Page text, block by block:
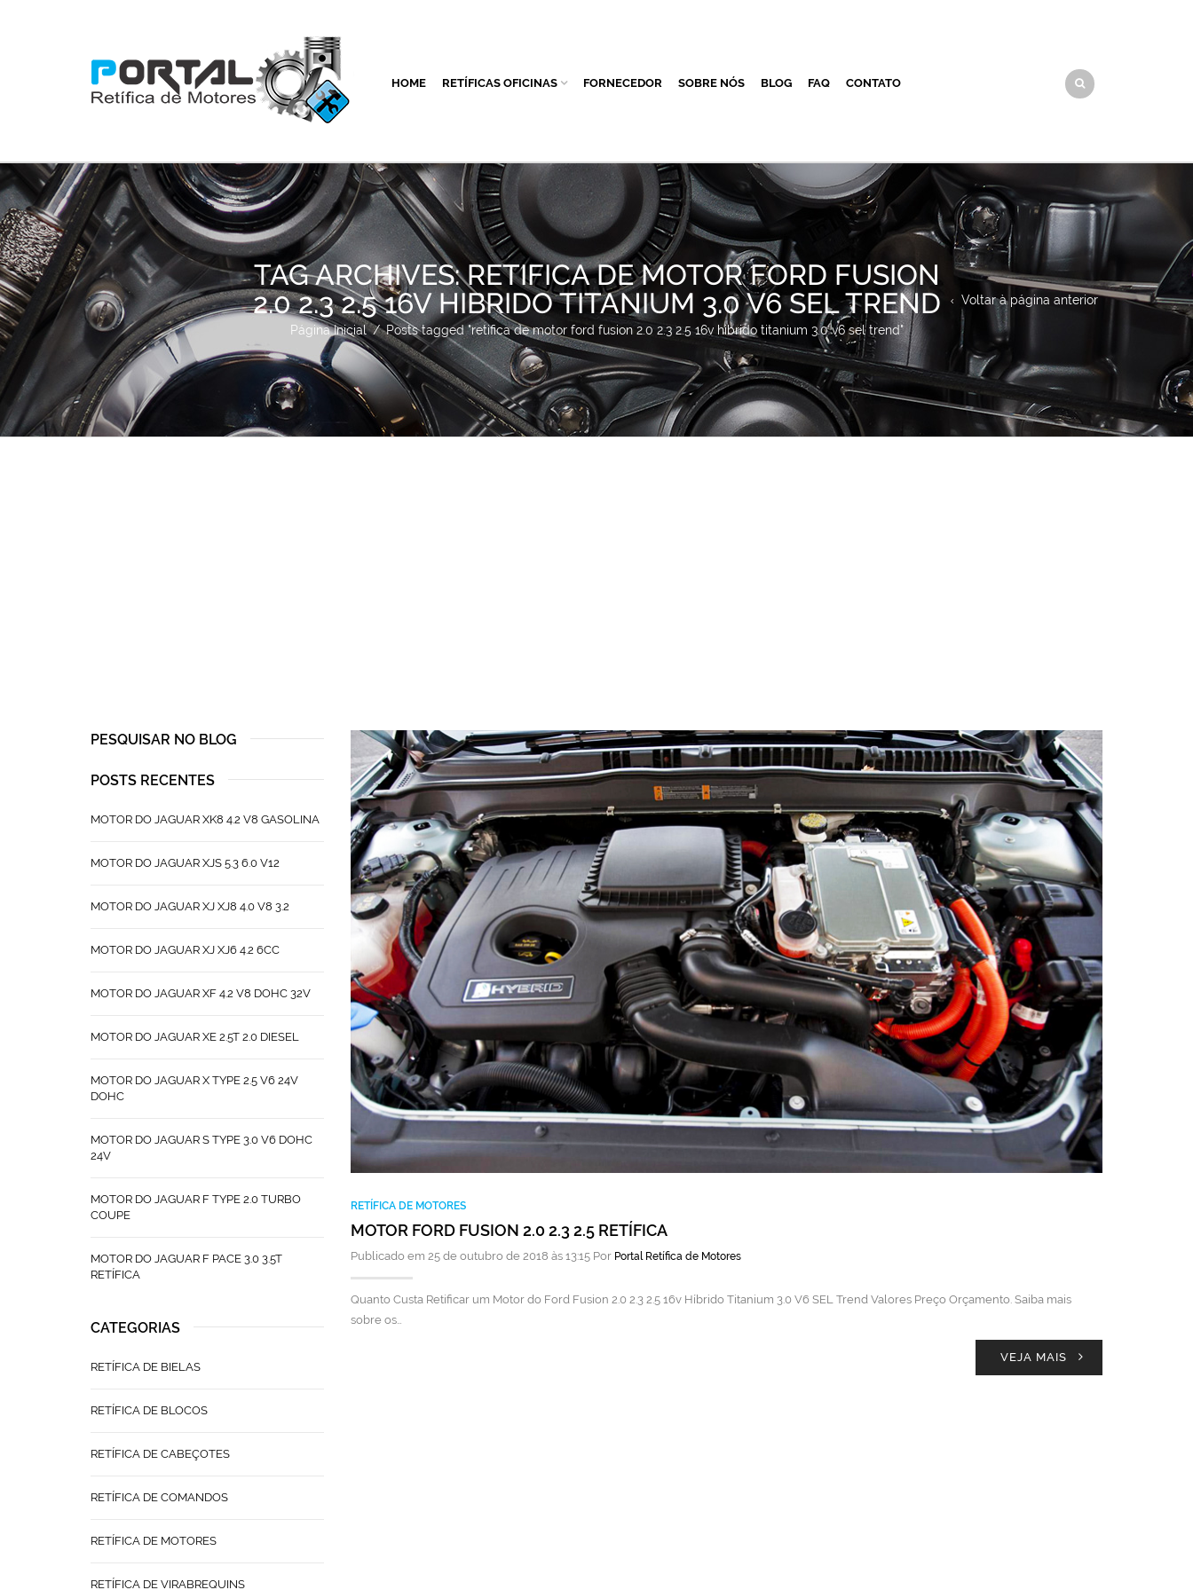
HOME RETÍFICAS OFICINAS FORNECEDOR SOBRE NÓS BLOG FAQ CONTATO
TAG ARCHIVES: RETIFICA DE MOTOR FORD FUSION
2.0 2.3 2.5 16V HIBRIDO TITANIUM 3.0 V6 SEL TREND
Página Inicial / Posts tagged "retifica de motor ford fusion 2.0 2.3 2.5 16v hibrido titanium 3.0 v6 sel trend"
Voltar à página anterior
RETÍFICA DE MOTORES
MOTOR FORD FUSION 2.0 2.3 2.5 RETÍFICA
Publicado em 25 de outubro de 2018 às 13:15 Por Portal Retífica de Motores
Quanto Custa Retificar um Motor do Ford Fusion 2.0 2.3 2.5 16v Híbrido Titanium 3.0 V6 SEL Trend Valores Preço Orçamento. Saiba mais
sobre os…
VEJA MAIS
PESQUISAR NO BLOG
POSTS RECENTES
MOTOR DO JAGUAR XK8 4.2 V8 GASOLINA
MOTOR DO JAGUAR XJS 5.3 6.0 V12
MOTOR DO JAGUAR XJ XJ8 4.0 V8 3.2
MOTOR DO JAGUAR XJ XJ6 4.2 6CC
MOTOR DO JAGUAR XF 4.2 V8 DOHC 32V
MOTOR DO JAGUAR XE 2.5T 2.0 DIESEL
MOTOR DO JAGUAR X TYPE 2.5 V6 24V
DOHC
MOTOR DO JAGUAR S TYPE 3.0 V6 DOHC
24V
MOTOR DO JAGUAR F TYPE 2.0 TURBO
COUPE
MOTOR DO JAGUAR F PACE 3.0 3.5T
RETÍFICA
CATEGORIAS
RETÍFICA DE BIELAS
RETÍFICA DE BLOCOS
RETÍFICA DE CABEÇOTES
RETÍFICA DE COMANDOS
RETÍFICA DE MOTORES
RETÍFICA DE VIRABREQUINS